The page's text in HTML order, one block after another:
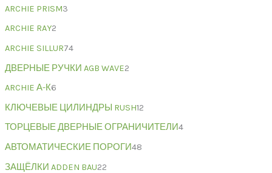
ARCHIE PRISM3
ARCHIE RAY2
ARCHIE SILLUR74
ДВЕРНЫЕ РУЧКИ AGB WAVE2
ARCHIE А-К6
КЛЮЧЕВЫЕ ЦИЛИНДРЫ RUSH12
ТОРЦЕВЫЕ ДВЕРНЫЕ ОГРАНИЧИТЕЛИ4
АВТОМАТИЧЕСКИЕ ПОРОГИ48
ЗАЩЁЛКИ ADDEN BAU22